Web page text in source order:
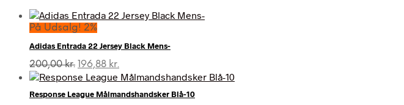
På Udsalg! 2%
Adidas Entrada 22 Jersey Black Mens-
200,00kr. Den
oprindelige
var:
196,88 kr.
aktuelle
er:
Response League Målmandshandsker Blå-10